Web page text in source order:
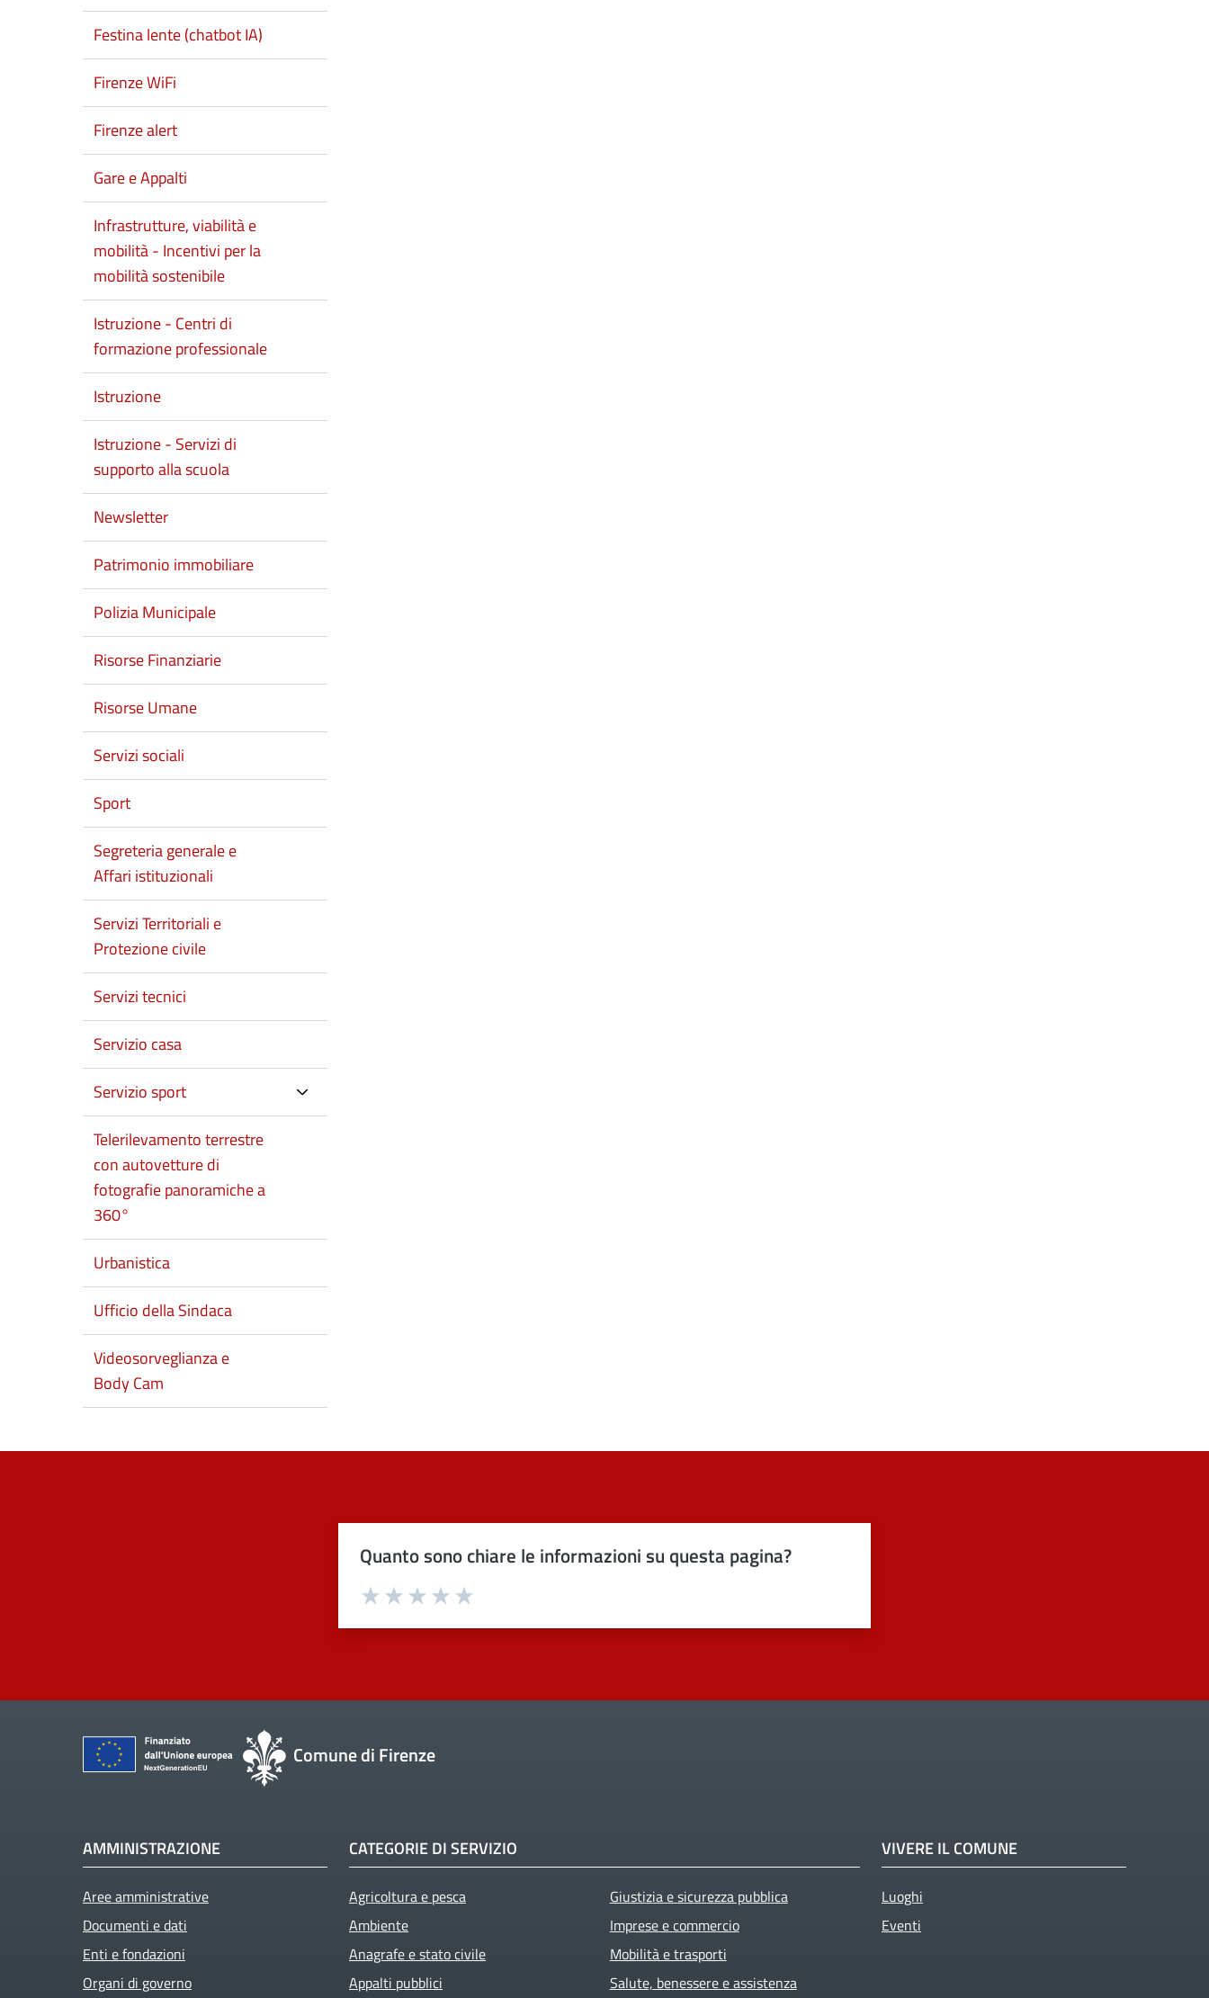
Festina lente (chatbot IA)
Firenze WiFi
Firenze alert
Gare e Appalti
Infrastrutture, viabilità e
mobilità - Incentivi per la
mobilità sostenibile
Istruzione - Centri di
formazione professionale
Istruzione
Istruzione - Servizi di
supporto alla scuola
Newsletter
Patrimonio immobiliare
Polizia Municipale
Risorse Finanziarie
Risorse Umane
Servizi sociali
Sport
Segreteria generale e
Affari istituzionali
Servizi Territoriali e
Protezione civile
Servizi tecnici
Servizio casa
Servizio sport
Telerilevamento terrestre
con autovetture di
fotografie panoramiche a
360°
Urbanistica
Ufficio della Sindaca
Videosorveglianza e
Body Cam
Quanto sono chiare le informazioni su questa pagina?
Valuta 4 stelle su 5
Valuta 3 stelle su 5
Valuta 2 stelle su 5
Valuta 1 stelle su 5
Comune di Firenze
AMMINISTRAZIONE
Aree amministrative
Documenti e dati
Enti e fondazioni
Organi di governo
CATEGORIE DI SERVIZIO
Agricoltura e pesca
Ambiente
Anagrafe e stato civile
Appalti pubblici
Giustizia e sicurezza pubblica
Imprese e commercio
Mobilità e trasporti
Salute, benessere e assistenza
VIVERE IL COMUNE
Luoghi
Eventi